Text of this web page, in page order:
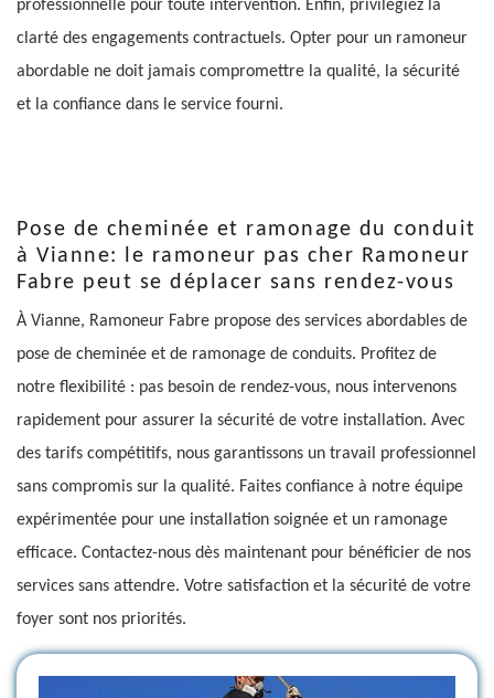
professionnelle pour toute intervention. Enfin, privilégiez la
clarté des engagements contractuels. Opter pour un ramoneur
abordable ne doit jamais compromettre la qualité, la sécurité
et la confiance dans le service fourni.
Pose de cheminée et ramonage du conduit
à Vianne: le ramoneur pas cher Ramoneur
Fabre peut se déplacer sans rendez-vous
À Vianne, Ramoneur Fabre propose des services abordables de
pose de cheminée et de ramonage de conduits. Profitez de
notre flexibilité : pas besoin de rendez-vous, nous intervenons
rapidement pour assurer la sécurité de votre installation. Avec
des tarifs compétitifs, nous garantissons un travail professionnel
sans compromis sur la qualité. Faites confiance à notre équipe
expérimentée pour une installation soignée et un ramonage
efficace. Contactez-nous dès maintenant pour bénéficier de nos
services sans attendre. Votre satisfaction et la sécurité de votre
foyer sont nos priorités.